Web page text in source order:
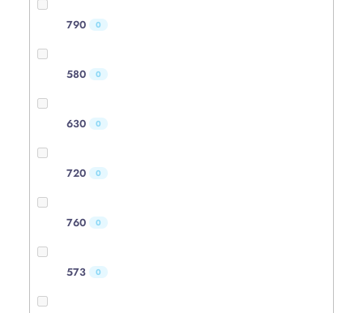
790 0
580 0
630 0
720 0
760 0
573 0